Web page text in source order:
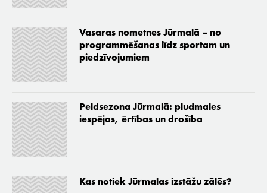
Vasaras nometnes Jūrmalā – no
programmēšanas līdz sportam un
piedzīvojumiem
Peldsezona Jūrmalā: pludmales
iespējas, ērtības un drošība
Kas notiek Jūrmalas izstāžu zālēs?